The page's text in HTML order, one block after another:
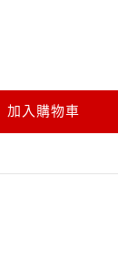
加入購物車